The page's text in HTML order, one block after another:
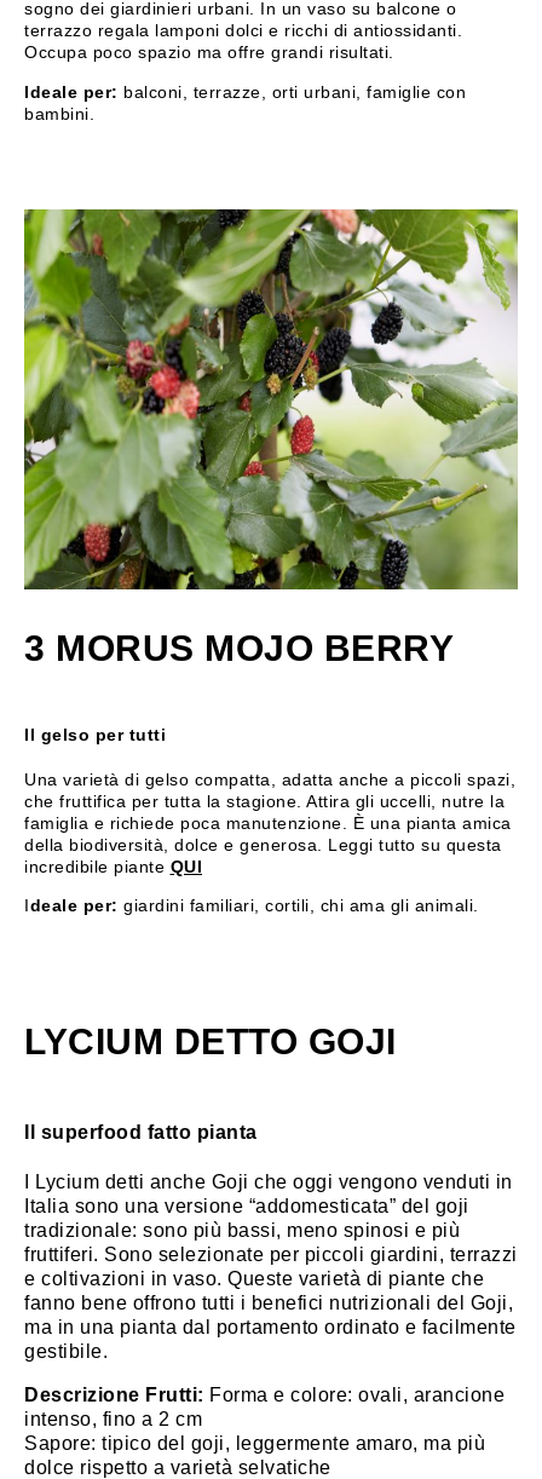
sogno dei giardinieri urbani. In un vaso su balcone o
terrazzo regala lamponi dolci e ricchi di antiossidanti.
Occupa poco spazio ma offre grandi risultati.
Ideale per: balconi, terrazze, orti urbani, famiglie con
bambini.
3 MORUS MOJO BERRY
Il gelso per tutti
Una varietà di gelso compatta, adatta anche a piccoli spazi,
che fruttifica per tutta la stagione. Attira gli uccelli, nutre la
famiglia e richiede poca manutenzione. È una pianta amica
della biodiversità, dolce e generosa. Leggi tutto su questa
incredibile piante QUI
Ideale per: giardini familiari, cortili, chi ama gli animali.
LYCIUM DETTO GOJI
Il superfood fatto pianta
I Lycium detti anche Goji che oggi vengono venduti in
Italia sono una versione “addomesticata” del goji
tradizionale: sono più bassi, meno spinosi e più
fruttiferi. Sono selezionate per piccoli giardini, terrazzi
e coltivazioni in vaso. Queste varietà di piante che
fanno bene offrono tutti i benefici nutrizionali del Goji,
ma in una pianta dal portamento ordinato e facilmente
gestibile.
Descrizione Frutti: Forma e colore: ovali, arancione
intenso, fino a 2 cm
Sapore: tipico del goji, leggermente amaro, ma più
dolce rispetto a varietà selvatiche